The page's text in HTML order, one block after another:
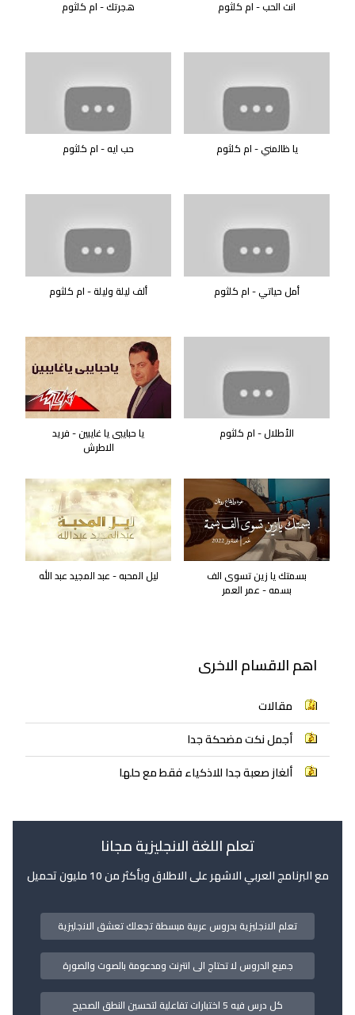
انت الحب - ام كلثوم هجرتك - ام كلثوم
يا ظالمني - ام كلثوم حب ايه - ام كلثوم
أمل حياتي - ام كلثوم ألف ليلة وليلة - ام كلثوم
الأطلال - ام كلثوم يا حبايبى يا غايبين - فريد
الاطرش
بسمتك يا زين تسوى الف
بسمه - عمر العمر
ليل المحبه - عبد المجيد عبد الله
اهم الاقسام الاخرى
مقالات
أجمل نكت مضحكة جدا
ألغاز صعبة جدا للاذكياء فقط مع حلها
تعلم اللغة الانجليزية مجانا
مع البرنامج العربي الاشهر على الاطلاق وبأكثر من 10 مليون تحميل
تعلم الانجليزية بدروس عربية مبسطة تجعلك تعشق الانجليزية
جميع الدروس لا تحتاج الى انترنت ومدعومة بالصوت والصورة
كل درس فيه 5 اختبارات تفاعلية لتحسين النطق الصحيح